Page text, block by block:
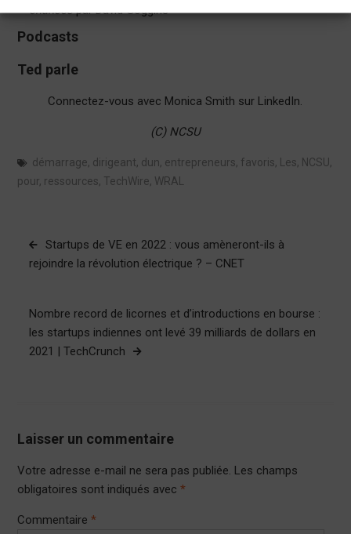
chancespar David Goggins
Podcasts
Ted parle
Connectez-vous avec Monica Smith sur LinkedIn.
(C) NCSU
démarrage, dirigeant, dun, entrepreneurs, favoris, Les, NCSU,
pour, ressources, TechWire, WRAL
Navigation
de
Startups de VE en 2022 : vous amèneront-ils à
rejoindre la révolution électrique ? – CNET
Nombre record de licornes et d’introductions en bourse :
les startups indiennes ont levé 39 milliards de dollars en
2021 | TechCrunch
Laisser un commentaire
Votre adresse e-mail ne sera pas publiée. Les champs
obligatoires sont indiqués avec *
Commentaire *